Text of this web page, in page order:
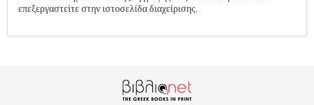
επεξεργαστείτε στην ιστοσελίδα διαχείρισης.